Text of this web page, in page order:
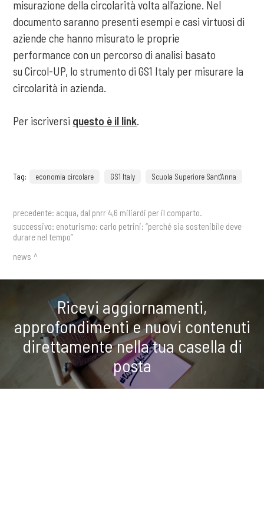
misurazione della circolarità volta all’azione. Nel
documento saranno presenti esempi e casi virtuosi di
aziende che hanno misurato le proprie
performance con un percorso di analisi basato
su Circol-UP, lo strumento di GS1 Italy per misurare la
circolarità in azienda.
Per iscriversi questo è il link.
Tag: economia circolare GS1 Italy Scuola Superiore Sant'Anna
precedente: acqua, dal pnrr 4,6 miliardi per il comparto.
successivo: enoturismo: carlo petrini: “perché sia sostenibile deve
durare nel tempo”
news
Ricevi aggiornamenti,
approfondimenti e nuovi contenuti
direttamente nella tua casella di
posta